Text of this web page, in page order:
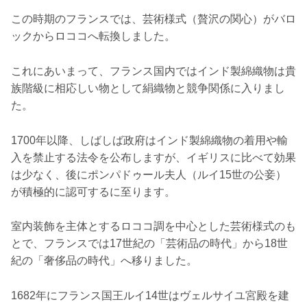
この時期のフランスでは、芸術様式（贅沢の関心）がバロ
ックからロココへ転換しました。
これにあいまって、フランス国内ではインド製綿織物は貴
族階級に相応しい物として絹織物と競争関係に入りまし
た。
1700年以降、しばしば政府はインド製綿織物の着用や輸
入を禁止する法令を公布しますが、イギリスに比べて効果
は少なく、後にポンパドゥール夫人（ルイ15世の公妾）
が積極的に認可するに至ります。
室内装飾を主体とするロココ調を中心とした芸術様式のも
とで、フランスでは17世紀の「芸術品の時代」から18世
紀の「奢侈品の時代」へ移りました。
1682年にフランス国王ルイ14世はヴェルサイユ宮殿を建